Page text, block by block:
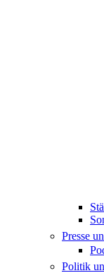
Presse
Politik